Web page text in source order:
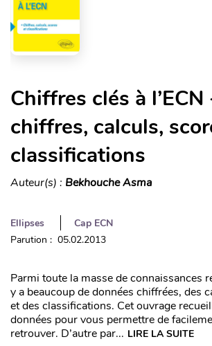
Chiffres clés à l’ECN
chiffres, calculs,
classifications
Auteur(s) : Bekhouche Asma
Ellipses
Cap ECN
Parution : 05.02.2013
Parmi toute la masse de connaissances
y a beaucoup de données chiffrées, des
et des classifications. Cet ouvrage
données pour vous permettre de
retrouver. D’autre par... LIRE LA SUITE